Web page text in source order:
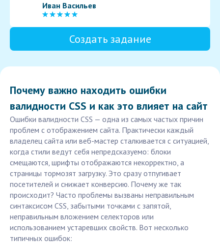
Иван Васильев
Создать задание
Почему важно находить ошибки
валидности CSS и как это влияет на сайт
Ошибки валидности CSS — одна из самых частых причин
проблем с отображением сайта. Практически каждый
владелец сайта или веб-мастер сталкивается с ситуацией,
когда стили ведут себя непредсказуемо: блоки
смещаются, шрифты отображаются некорректно, а
страницы тормозят загрузку. Это сразу отпугивает
посетителей и снижает конверсию. Почему же так
происходит? Часто проблемы вызваны неправильным
синтаксисом CSS, забытыми точками с запятой,
неправильным вложением селекторов или
использованием устаревших свойств. Вот несколько
типичных ошибок: